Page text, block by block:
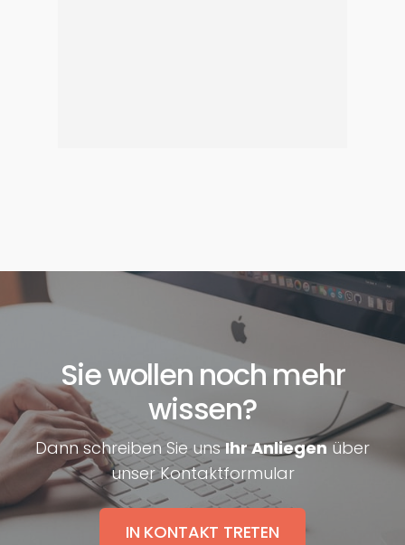
Sie wollen noch mehr
wissen?
Dann schreiben Sie unsIhr Anliegenüber
unser Kontaktformular
IN KONTAKT TRETEN